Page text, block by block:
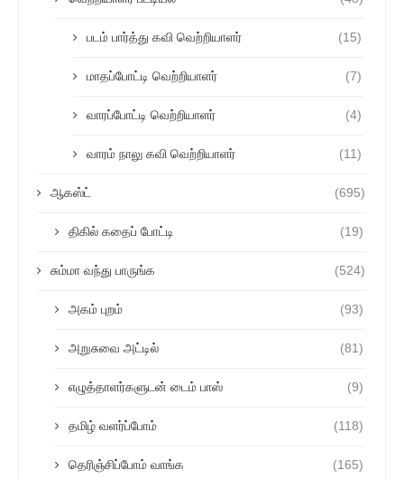
படம் பார்த்து கவி வெற்றியாளர் (15)
மாதப்போட்டி வெற்றியாளர் (7)
வாரப்போட்டி வெற்றியாளர் (4)
வாரம் நாலு கவி வெற்றியாளர் (11)
ஆகஸ்ட் (695)
திகில் கதைப் போட்டி (19)
சும்மா வந்து பாருங்க (524)
அகம் புறம் (93)
அறுசுவை அட்டில் (81)
எழுத்தாளர்களுடன் டைம் பாஸ் (9)
தமிழ் வளர்ப்போம் (118)
தெரிஞ்சிப்போம் வாங்க (165)